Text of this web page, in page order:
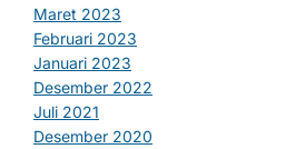
Maret 2023
Februari 2023
Januari 2023
Desember 2022
Juli 2021
Desember 2020